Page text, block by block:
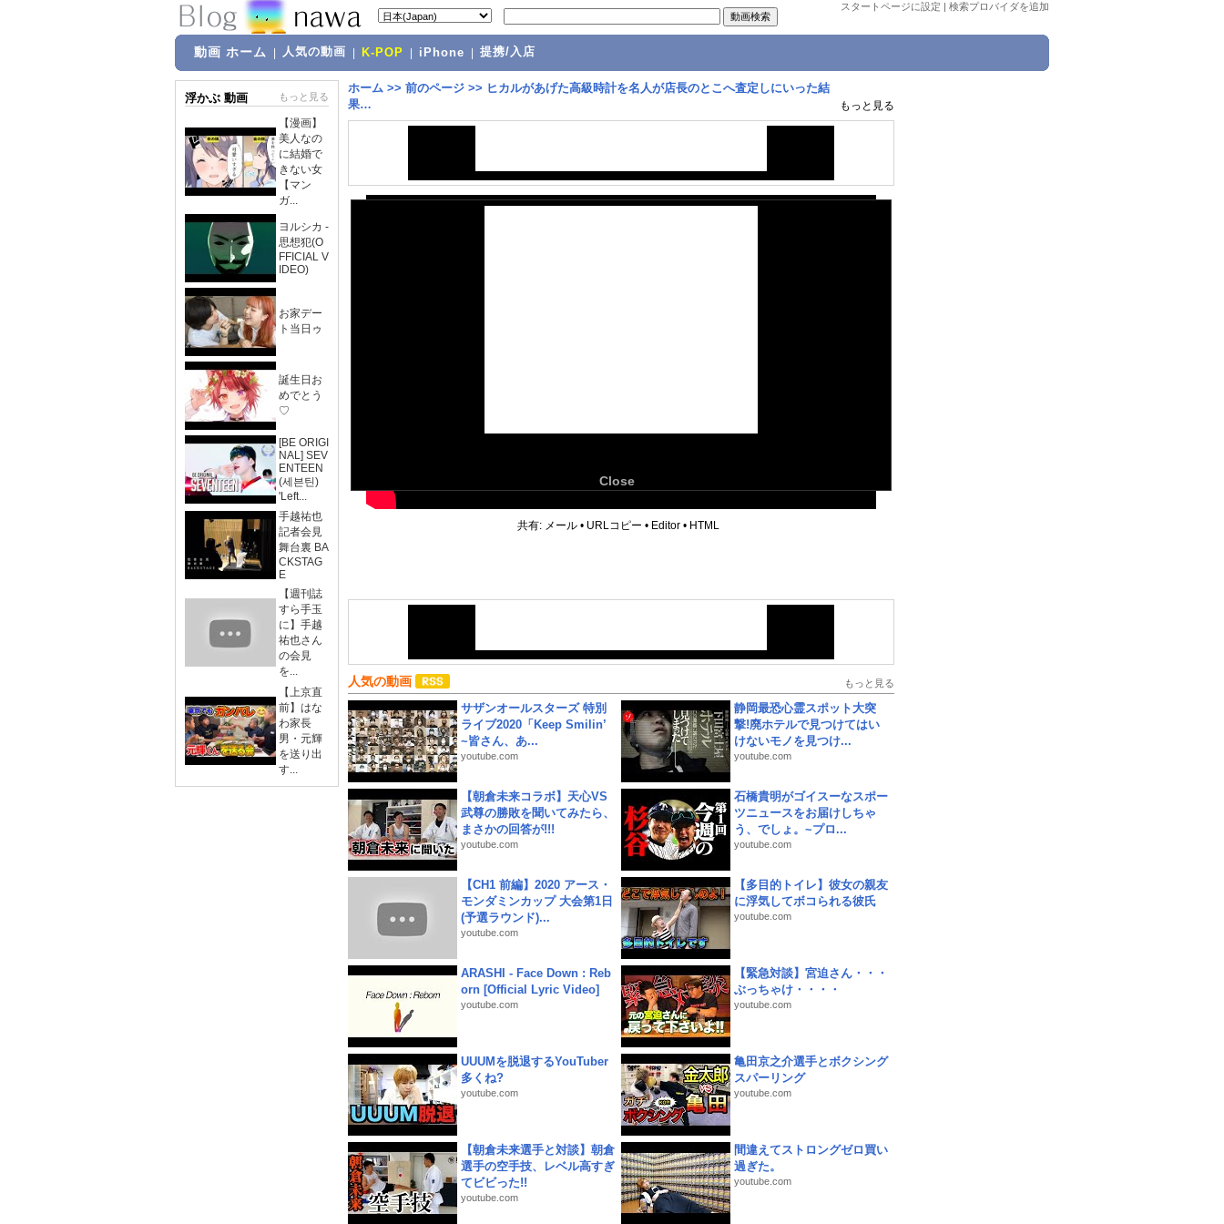
スタートページに設定 | 検索プロバイダを追加
動画 ホーム 人気の動画 K-POP iPhone 提携/入店
浮かぶ 動画 もっと見る
【漫画】
美人なの
に結婚で
きない女
【マン
ガ...
ヨルシカ -
思想犯(O
FFICIAL V
IDEO)
お家デー
ト当日ゥ
誕生日お
めでとう
♡
[BE ORIGI
NAL] SEV
ENTEEN
(세븐틴)
'Left...
手越祐也
記者会見
舞台裏 BA
CKSTAG
E
【週刊誌
すら手玉
に】手越
祐也さん
の会見
を...
【上京直
前】はな
わ家長
男・元輝
を送り出
す...
ホーム >> 前のページ >> ヒカルがあげた高級時計を名人が店長のとこへ査定しにいった結
果…
もっと見る
Close
共有: メール • URLコピー • Editor • HTML
人気の動画 もっと見る
サザンオールスターズ 特別
ライブ2020「Keep Smilin’
~皆さん、あ...
youtube.com
静岡最恐心霊スポット大突
撃!廃ホテルで見つけてはい
けないモノを見つけ...
youtube.com
【朝倉未来コラボ】天心VS
武尊の勝敗を聞いてみたら、
まさかの回答が!!!
youtube.com
石橋貴明がゴイスーなスポー
ツニュースをお届けしちゃ
う、でしょ。~プロ...
youtube.com
【CH1 前編】2020 アース・
モンダミンカップ 大会第1日
(予選ラウンド)...
youtube.com
【多目的トイレ】彼女の親友
に浮気してボコられる彼氏
youtube.com
ARASHI - Face Down : Reb
orn [Official Lyric Video]
youtube.com
【緊急対談】宮迫さん・・・
ぶっちゃけ・・・・
youtube.com
UUUMを脱退するYouTuber
多くね?
youtube.com
亀田京之介選手とボクシング
スパーリング
youtube.com
【朝倉未来選手と対談】朝倉
選手の空手技、レベル高すぎ
てビビった!!
youtube.com
間違えてストロングゼロ買い
過ぎた。
youtube.com